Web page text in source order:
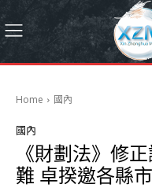
Home 國內
國內
《財劃法》修
難 卓揆邀各縣